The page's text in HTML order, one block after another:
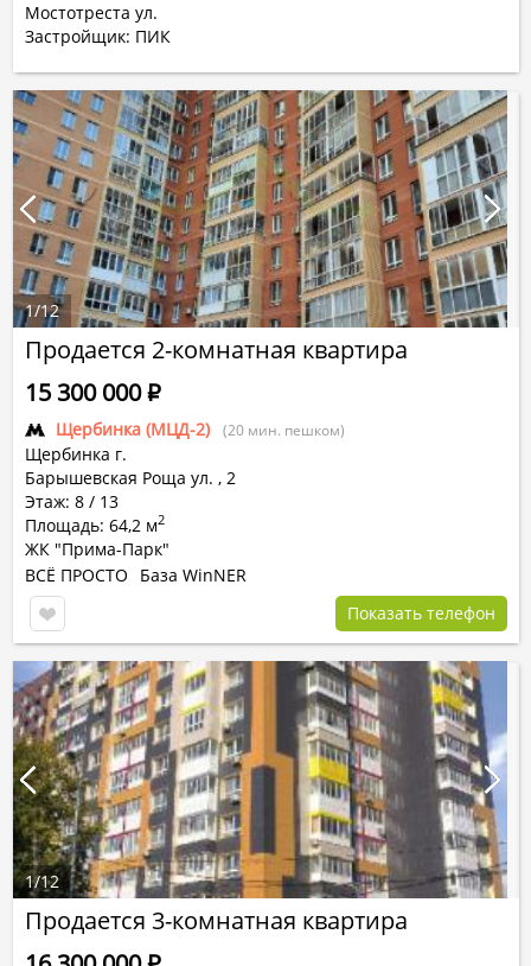
Мостотреста ул.
Застройщик: ПИК
Продается 2-комнатная квартира
Щербинка (МЦД-2) (20 мин. пешком)
Щербинка г.
Барышевская Роща ул. , 2
Этаж: 8 / 13
Площадь: 64,2 м2
ЖК "Прима-Парк"
15 300 000Р
ВСЁ ПРОСТО
База WinNER
Показать телефон
1/12
Продается 3-комнатная квартира
1/12